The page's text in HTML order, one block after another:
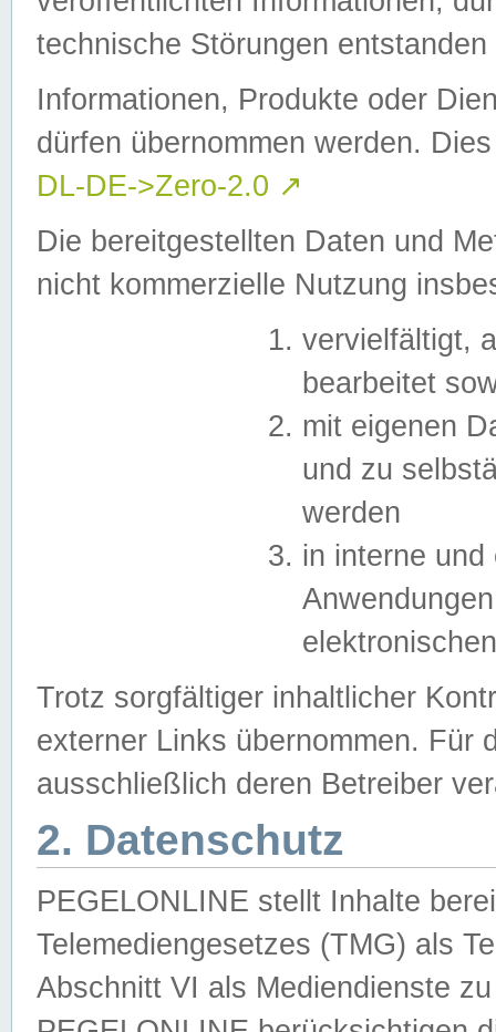
technische Störungen
Informationen, Produkte oder
dürfen übernommen werden.
DL-DE->Zero-2.0 ↗
Die bereitgestellten Daten und
nicht kommerzielle Nutzung
vervielfältigt,
bearbeitet
mit eigenen
und zu
werden
in interne
Trotz sorgfältiger inhaltlicher
externer Links übernommen. Für
ausschließlich deren Betreiber
2. Datenschutz
PEGELONLINE stellt Inhalte
Telemediengesetzes (TMG) als
Abschnitt VI als Mediendienste